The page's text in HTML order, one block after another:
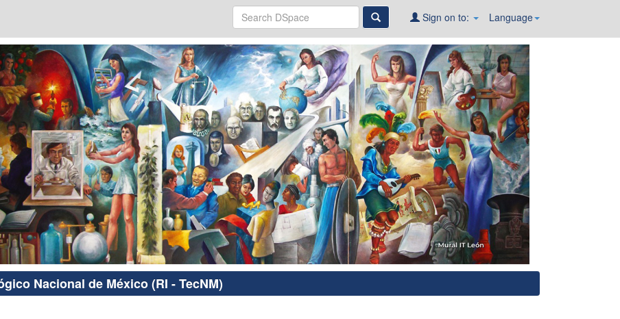
Language
Sign on to:
Nacional de México (RI - TecNM)